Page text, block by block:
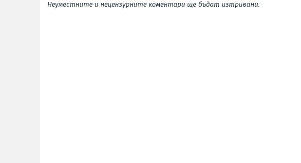
Неуместните и нецензурните коментари ще бъдат изтривани.